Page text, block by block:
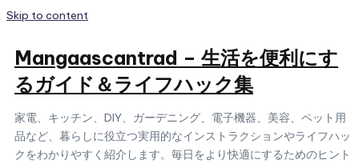
Skip to content
Mangaascantrad – 生活を便利にす
るガイド＆ライフハック集
家電、キッチン、DIY、ガーデニング、電子機器、美容、ペット用
品など、暮らしに役立つ実用的なインストラクションやライフハッ
クをわかりやすく紹介します。毎日をより快適にするためのヒント